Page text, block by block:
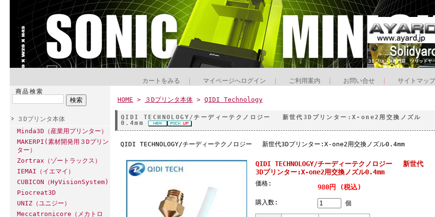
カートをみる マイページへログイン ご利用案内 お問い合せ サイトマップ
商品検索
３Dプリンタ本体
Minda3D（産業用プリンター）
MAKERPI(素材開発用３Dプリン
ター）
Zortrax（ゾートラックス）
IEMAI（イエマイ）
CUBICON（HyVisionSystem)
Piocreat3D
UNIZ（ユニジー）
Meccatronicore（メカトロ
HOME > ３Dプリンタ本体 > QIDI Technology
QIDI TECHNOLOGY/チーディーテクノロジー 新世代3Dプリンター:X-one2用交換ノズル
0.4mm
QIDI TECHNOLOGY/チーディーテクノロジー 新世代3Dプリンター:X-one2用交換ノズル0.4mm
QIDI TECHNOLOGY/チーディーテクノロジー 新世代
3Dプリンター:X-one2用交換ノズル0.4mm
価格: 980円 (税込)
購入数: 個